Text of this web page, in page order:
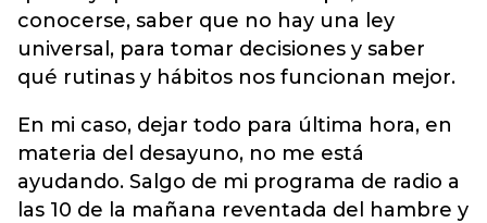
conocerse, saber que no hay una ley
universal, para tomar decisiones y saber
qué rutinas y hábitos nos funcionan mejor.
En mi caso, dejar todo para última hora, en
materia del desayuno, no me está
ayudando. Salgo de mi programa de radio a
las 10 de la mañana reventada del hambre y